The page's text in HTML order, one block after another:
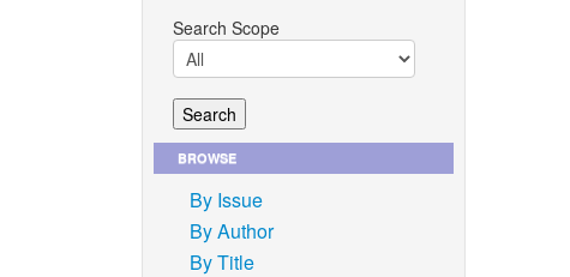
Search Scope
BROWSE
By Issue
By Author
By Title